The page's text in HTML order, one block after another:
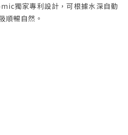
獨家專利設計，可根據水深自動
順暢自然。